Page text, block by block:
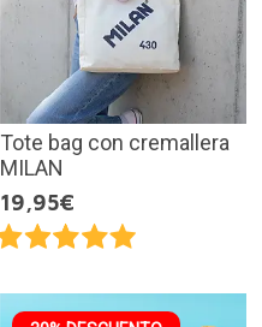
Tote bag con cremallera
MILAN
19,95€